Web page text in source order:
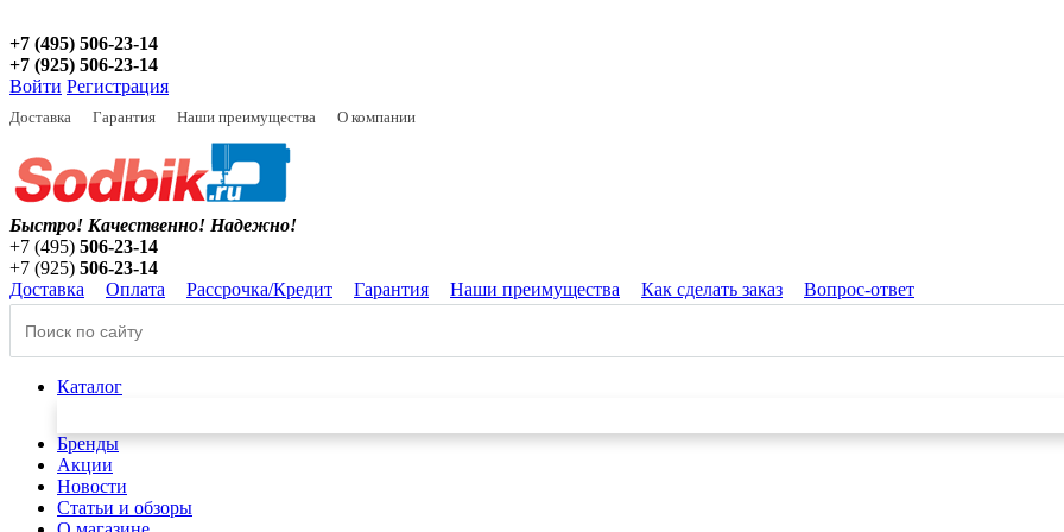
+7 (495) 506-23-14
+7 (925) 506-23-14
Войти Регистрация
Доставка Гарантия Наши преимущества О компании
Быстро! Качественно! Надежно!
+7 (495) 506-23-14
+7 (925) 506-23-14
Доставка
Оплата Рассрочка/Кредит Гарантия Наши преимущества Как сделать заказ Вопрос-ответ
Каталог
Бренды
Акции
Новости
Статьи и обзоры